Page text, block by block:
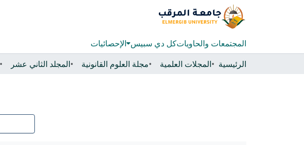
المجتمعات والحاوياتكل دي سبيس الإحصائيات
الرئيسية
المجلات العلمية مجلة العلوم القانونية المجلد الثاني عشر